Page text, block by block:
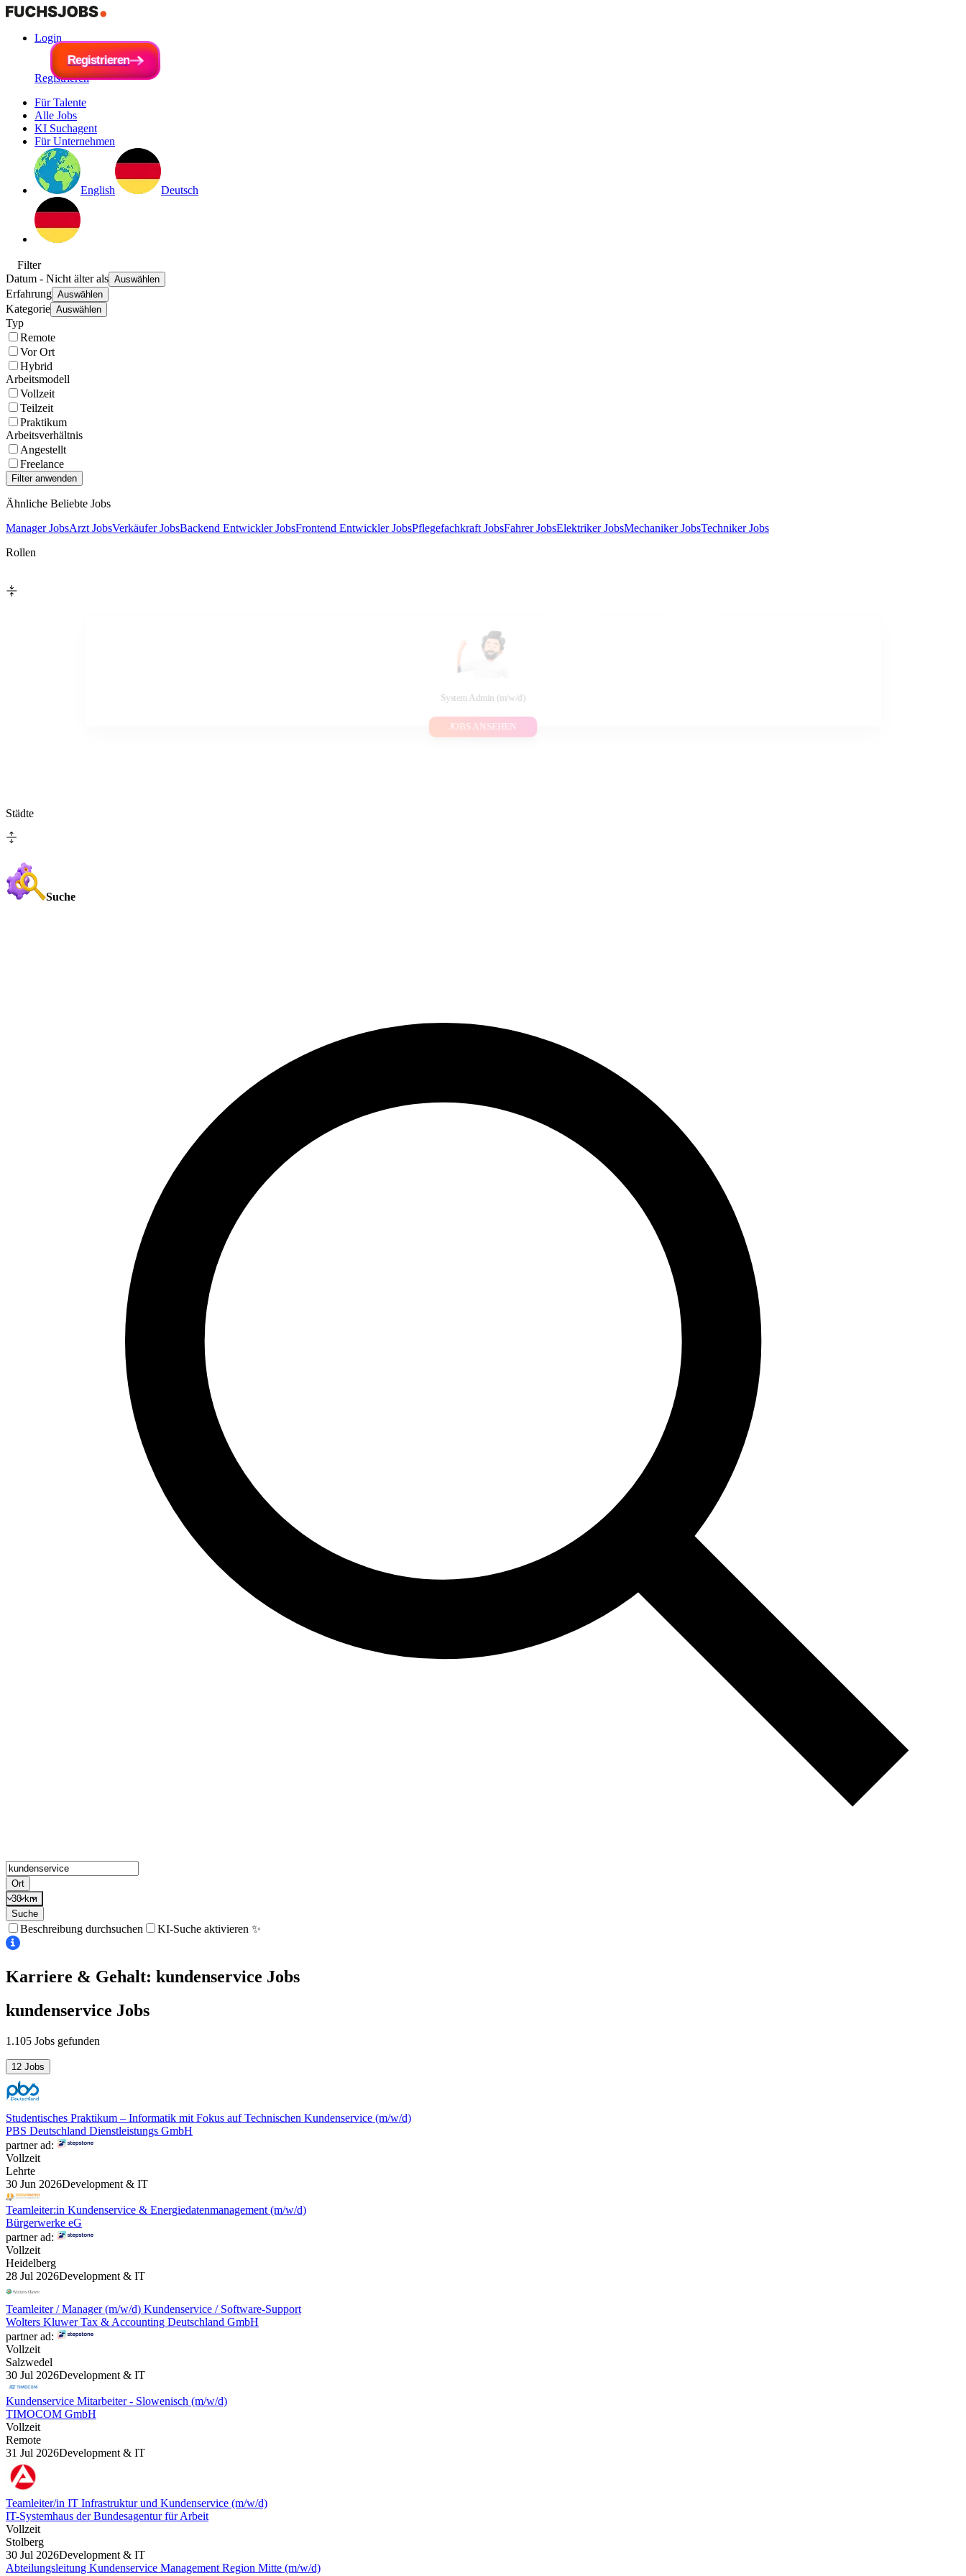
Login
Registrieren
Registrieren
Registrieren
Für Talente
Alle Jobs
KI Suchagent
Für Unternehmen
English Deutsch
Filter
Datum - Nicht älter als Auswählen
Erfahrung Auswählen
Kategorie Auswählen
Typ
Remote
Vor Ort
Hybrid
Arbeitsmodell
Vollzeit
Teilzeit
Praktikum
Arbeitsverhältnis
Angestellt
Freelance
Ähnliche Beliebte Jobs
Manager JobsArzt JobsVerkäufer JobsBackend Entwickler JobsFrontend Entwickler JobsPflegefachkraft JobsFahrer JobsElektriker JobsMechaniker JobsTechniker Jobs
Rollen
System Admin (m/w/d)
JOBS ANSEHEN
Städte
Suche
Ort
30 km
Suche
Beschreibung durchsuchen KI-Suche aktivieren ✨
Karriere & Gehalt: kundenservice Jobs
kundenservice Jobs
1.105 Jobs gefunden
12 Jobs
Studentisches Praktikum – Informatik mit Fokus auf Technischen Kundenservice (m/w/d)
PBS Deutschland Dienstleistungs GmbH
partner ad:
Vollzeit
Lehrte
30 Jun 2026Development & IT
Teamleiter:in Kundenservice & Energiedatenmanagement (m/w/d)
Bürgerwerke eG
partner ad:
Vollzeit
Heidelberg
28 Jul 2026Development & IT
Teamleiter / Manager (m/w/d) Kundenservice / Software-Support
Wolters Kluwer Tax & Accounting Deutschland GmbH
partner ad:
Vollzeit
Salzwedel
30 Jul 2026Development & IT
Kundenservice Mitarbeiter - Slowenisch (m/w/d)
TIMOCOM GmbH
Vollzeit
Remote
31 Jul 2026Development & IT
Teamleiter/in IT Infrastruktur und Kundenservice (m/w/d)
IT-Systemhaus der Bundesagentur für Arbeit
Vollzeit
Stolberg
30 Jul 2026Development & IT
Abteilungsleitung Kundenservice Management Region Mitte (m/w/d)